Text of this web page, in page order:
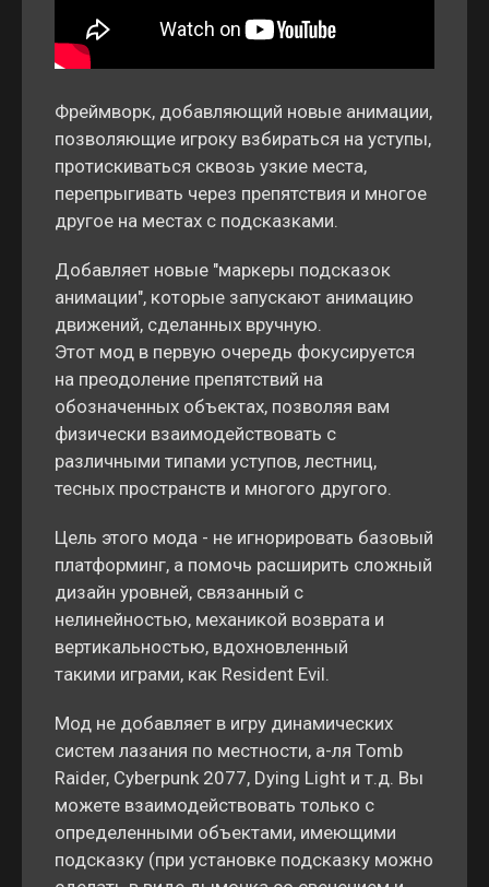
Фреймворк, добавляющий новые анимации,
позволяющие игроку взбираться на уступы,
протискиваться сквозь узкие места,
перепрыгивать через препятствия и многое
другое на местах с подсказками.
Добавляет новые "маркеры подсказок
анимации", которые запускают анимацию
движений, сделанных вручную.
Этот мод в первую очередь фокусируется
на преодоление препятствий на
обозначенных объектах, позволяя вам
физически взаимодействовать с
различными типами уступов, лестниц,
тесных пространств и многого другого.
Цель этого мода - не игнорировать базовый
платформинг, а помочь расширить сложный
дизайн уровней, связанный с
нелинейностью, механикой возврата и
вертикальностью, вдохновленный
такими играми, как Resident Evil.
Мод не добавляет в игру динамических
систем лазания по местности, а-ля Tomb
Raider, Cyberpunk 2077, Dying Light и т.д. Вы
можете взаимодействовать только с
определенными объектами, имеющими
подсказку (при установке подсказку можно